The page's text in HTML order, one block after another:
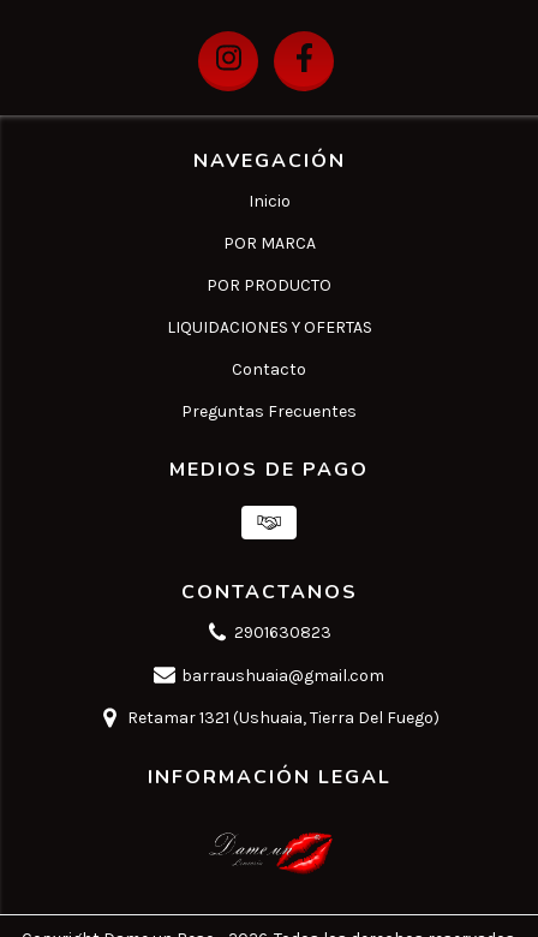
NAVEGACIÓN
Inicio
POR MARCA
POR PRODUCTO
LIQUIDACIONES Y OFERTAS
Contacto
Preguntas Frecuentes
MEDIOS DE PAGO
CONTACTANOS
2901630823
barraushuaia@gmail.com
Retamar 1321 (Ushuaia, Tierra Del Fuego)
INFORMACIÓN LEGAL